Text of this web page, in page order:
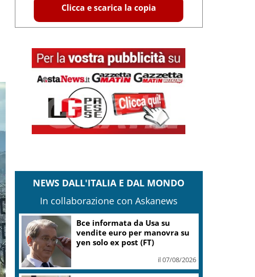
Clicca e scarica la copia
NEWS DALL'ITALIA E DAL MONDO
In collaborazione con Askanews
Bce informata da Usa su
vendite euro per manovra su
yen solo ex post (FT)
il 07/08/2026